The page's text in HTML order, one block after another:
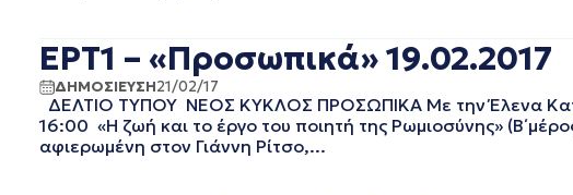
ΝΟΕΜΒΡΙΟΣ 2020
ΣΕΠΤΕΜΒΡΙΟΣ 2020
ΑΥΓΟΥΣΤΟΣ 2020
ΙΟΥΛΙΟΣ 2020
ΕΡΤ1 – «Προσωπικά» 19.02.2017
ΔΗΜΟΣΙΕΥΣΗ21/02/17
ΔΕΛΤΙΟ ΤΥΠΟΥ ΝΕΟΣ ΚΥΚΛΟΣ ΠΡΟΣΩΠΙΚΑ Με την Έλενα
16:00 «Η ζωή και το έργο του ποιητή της Ρωμιοσύνης» (Β΄
αφιερωμένη στον Γιάννη Ρίτσο,...